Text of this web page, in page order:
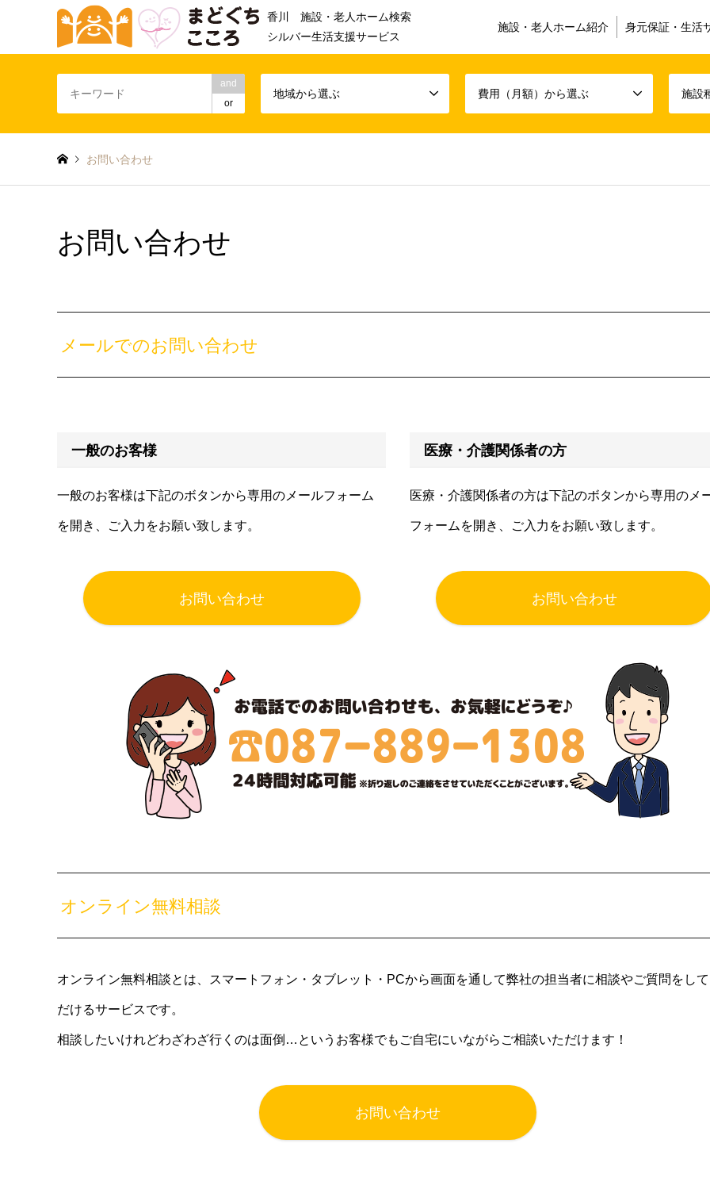
香川 施設・老人ホーム検索
シルバー生活支援サービス
施設・老人ホーム紹介 身元保証・生活
and
or
地域から選ぶ 費用（月額）から選ぶ 施設
お問い合わせ
お問い合わせ
メールでのお問い合わせ
一般のお客様
一般のお客様は下記のボタンから専用のメールフォーム
を開き、ご入力をお願い致します。
お問い合わせ
医療・介護関係者の方
医療・介護関係者の方は下記のボタンから専用のメ
フォームを開き、ご入力をお願い致します。
お問い合わせ
オンライン無料相談
オンライン無料相談とは、スマートフォン・タブレット・PCから画面を通して弊社の担当者に相談やご質問をし
だけるサービスです。
相談したいけれどわざわざ行くのは面倒…というお客様でもご自宅にいながらご相談いただけます！
お問い合わせ